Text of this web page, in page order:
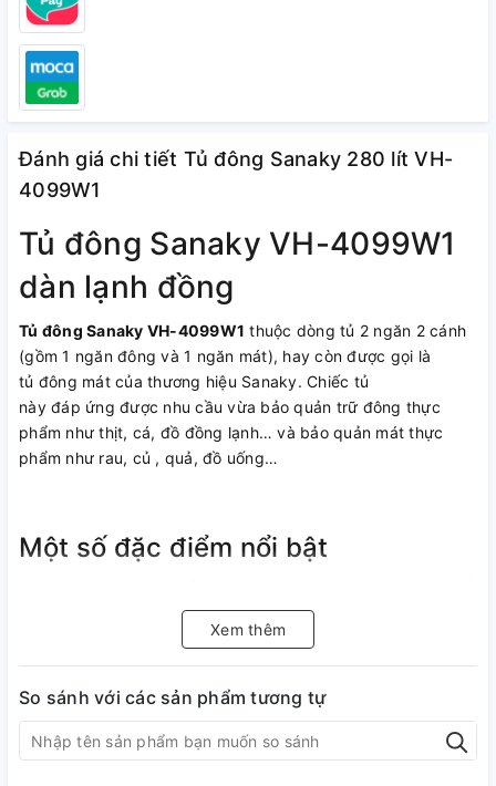
Đánh giá chi tiết Tủ đông Sanaky 280 lít VH-
4099W1
Tủ đông Sanaky VH-4099W1
dàn lạnh đồng
Tủ đông Sanaky VH-4099W1 thuộc dòng tủ 2 ngăn 2 cánh
(gồm 1 ngăn đông và 1 ngăn mát), hay còn được gọi là
tủ đông mát của thương hiệu Sanaky. Chiếc tủ
này đáp ứng được nhu cầu vừa bảo quản trữ đông thực
phẩm như thịt, cá, đồ đồng lạnh… và bảo quản mát thực
phẩm như rau, củ , quả, đồ uống…
Một số đặc điểm nổi bật
mỗi bên. Cửa mở kiểu vali tiện lợi. Bạn có thể dễ dàng phân
biệt được ngăn đông và ngăn mát với ký hiệu trên thân tủ.
Hai cánh tủ cũng được lắp thêm khóa an toàn tránh những
trường hợp mở tủ ngoài ý muốn.
Dung tích tổng thể của tủ là 400 lít, dung tích sử dụng là
280 lít.
Tủ sử dụng dàn lạnh bằng đồng có khả năng làm lạnh nhanh
Xem thêm
So sánh với các sản phẩm tương tự